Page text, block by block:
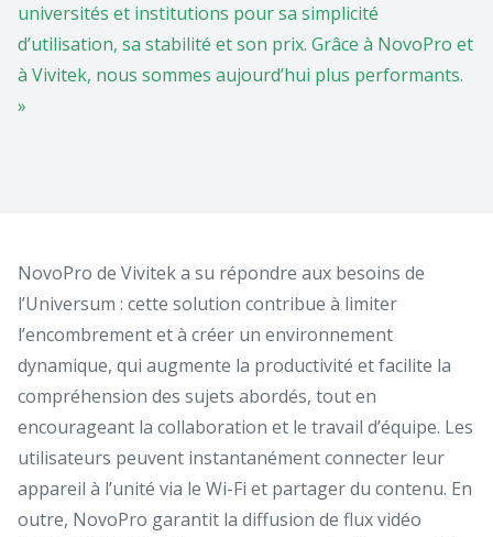
universités et institutions pour sa simplicité
d’utilisation, sa stabilité etson prix. Grâce à NovoPro et
à Vivitek, nous sommes aujourd’hui plus performants.
»
NovoPro de Vivitek a su répondre aux besoins de
l’Universum : cette solution contribue à limiter
l’encombrement et à créer un environnement
dynamique, qui augmente la productivité et facilite la
compréhension des sujets abordés, tout en
encourageant la collaboration et le travail d’équipe. Les
utilisateurs peuvent instantanément connecter leur
appareil à l’unité via le Wi-Fi et partager du contenu. En
outre, NovoPro garantit la diffusion de flux vidéo